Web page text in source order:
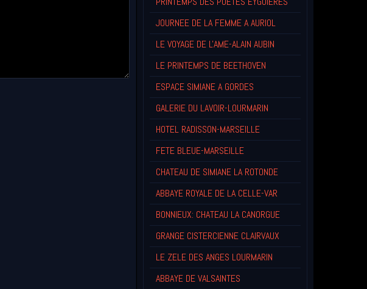
JOURNEE DE LA FEMME A AURIOL
LE VOYAGE DE L'AME-ALAIN AUBIN
LE PRINTEMPS DE BEETHOVEN
ESPACE SIMIANE A GORDES
GALERIE DU LAVOIR-LOURMARIN
HOTEL RADISSON-MARSEILLE
FETE BLEUE-MARSEILLE
CHATEAU DE SIMIANE LA ROTONDE
ABBAYE ROYALE DE LA CELLE-VAR
BONNIEUX: CHATEAU LA CANORGUE
GRANGE CISTERCIENNE CLAIRVAUX
LE ZELE DES ANGES LOURMARIN
ABBAYE DE VALSAINTES